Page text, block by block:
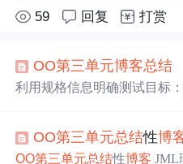
59 回复 打赏
OO第三单元博客总结
利用规格信息明确测试目标
equires)。这有助于确保测试
格信息中的实现方法得出测
OO第三单元总结性博
OO第三单元总结性博客 JML